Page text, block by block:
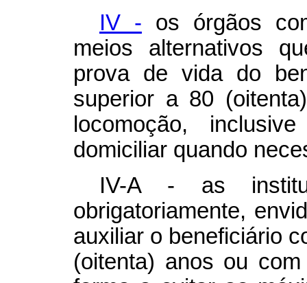
IV - os órgãos
meios alternativos
prova de vida do
superior a 80
locomoção,
domiciliar quando
IV-A - as
obrigatoriamente,
auxiliar o beneficiário
(oitenta) anos ou